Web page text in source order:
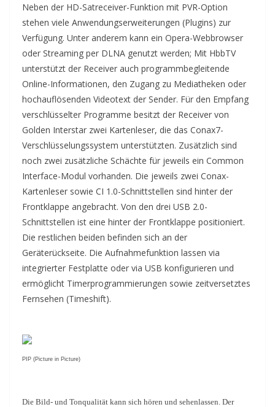
Neben der HD-Satreceiver-Funktion mit PVR-Option
stehen viele Anwendungserweiterungen (Plugins) zur
Verfügung. Unter anderem kann ein Opera-Webbrowser
oder Streaming per DLNA genutzt werden; Mit HbbTV
unterstützt der Receiver auch programmbegleitende
Online-Informationen, den Zugang zu Mediatheken oder
hochauflösenden Videotext der Sender. Für den Empfang
verschlüsselter Programme besitzt der Receiver von
Golden Interstar zwei Kartenleser, die das Conax7-
Verschlüsselungssystem unterstützten. Zusätzlich sind
noch zwei zusätzliche Schächte für jeweils ein Common
Interface-Modul vorhanden. Die jeweils zwei Conax-
Kartenleser sowie CI 1.0-Schnittstellen sind hinter der
Frontklappe angebracht. Von den drei USB 2.0-
Schnittstellen ist eine hinter der Frontklappe positioniert.
Die restlichen beiden befinden sich an der
Geräterückseite. Die Aufnahmefunktion lassen via
integrierter Festplatte oder via USB konfigurieren und
ermöglicht Timerprogrammierungen sowie zeitversetztes
Fernsehen (Timeshift).
PIP (Picture in Picture)
Die Bild- und Tonqualität kann sich hören und sehenlassen. Der